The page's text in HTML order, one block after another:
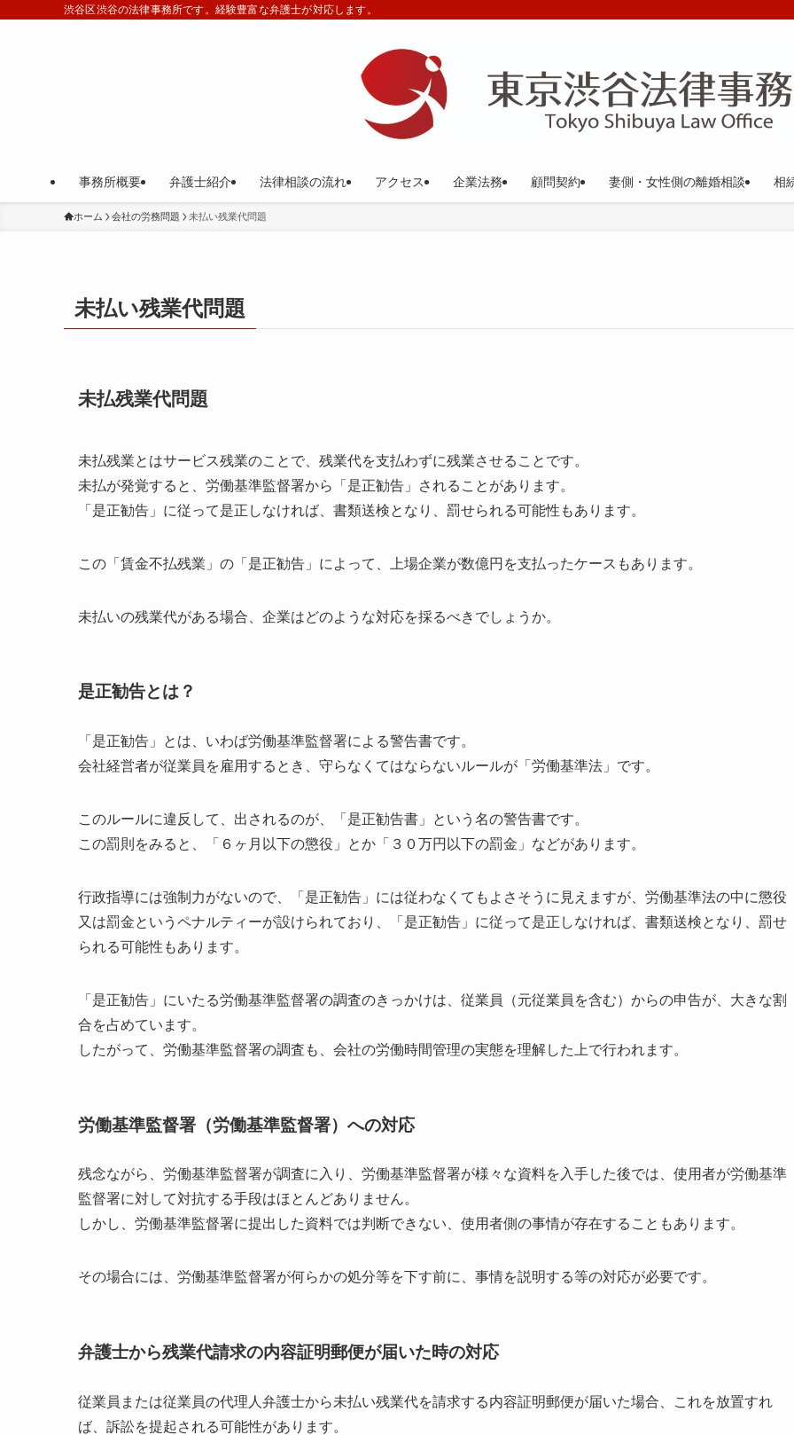
渋谷区渋谷の法律事務所です。経験豊富な弁護士が対応します。
事務所概要 弁護士紹介 法律相談の流れ アクセス 企業法務 顧問契約 妻側・女性側の離婚相談 相
ホーム 会社の労務問題 未払い残業代問題
未払い残業代問題
未払残業代問題
未払残業とはサービス残業のことで、残業代を支払わずに残業させることです。
未払が発覚すると、労働基準監督署から「是正勧告」されることがあります。
「是正勧告」に従って是正しなければ、書類送検となり、罰せられる可能性もあります。
この「賃金不払残業」の「是正勧告」によって、上場企業が数億円を支払ったケースもあります。
未払いの残業代がある場合、企業はどのような対応を採るべきでしょうか。
是正勧告とは？
「是正勧告」とは、いわば労働基準監督署による警告書です。
会社経営者が従業員を雇用するとき、守らなくてはならないルールが「労働基準法」です。
このルールに違反して、出されるのが、「是正勧告書」という名の警告書です。
この罰則をみると、「６ヶ月以下の懲役」とか「３０万円以下の罰金」などがあります。
行政指導には強制力がないので、「是正勧告」には従わなくてもよさそうに見えますが、労働基準法の中に懲役
又は罰金というペナルティーが設けられており、「是正勧告」に従って是正しなければ、書類送検となり、罰せ
られる可能性もあります。
「是正勧告」にいたる労働基準監督署の調査のきっかけは、従業員（元従業員を含む）からの申告が、大きな割
合を占めています。
したがって、労働基準監督署の調査も、会社の労働時間管理の実態を理解した上で行われます。
労働基準監督署（労働基準監督署）への対応
残念ながら、労働基準監督署が調査に入り、労働基準監督署が様々な資料を入手した後では、使用者が労働基準
監督署に対して対抗する手段はほとんどありません。
しかし、労働基準監督署に提出した資料では判断できない、使用者側の事情が存在することもあります。
その場合には、労働基準監督署が何らかの処分等を下す前に、事情を説明する等の対応が必要です。
弁護士から残業代請求の内容証明郵便が届いた時の対応
従業員または従業員の代理人弁護士から未払い残業代を請求する内容証明郵便が届いた場合、これを放置すれ
ば、訴訟を提起される可能性があります。